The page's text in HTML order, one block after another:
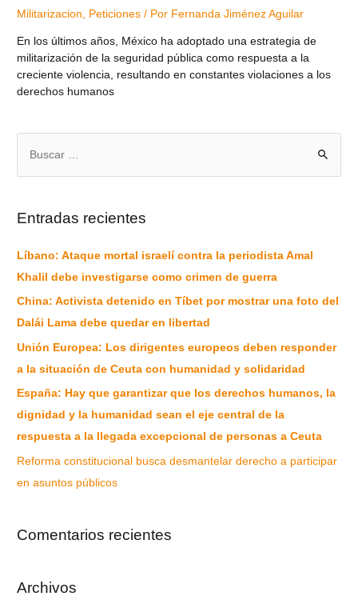
Militarizacion Peticiones / Por Fernanda Jiménez Aguilar
En los últimos años, México ha adoptado una estrategia de
militarización de la seguridad pública como respuesta a la
creciente violencia, resultando en constantes violaciones a los
derechos humanos
Entradas recientes
Líbano: Ataque mortal israelí contra la periodista Amal
Khalil debe investigarse como crimen de guerra
China: Activista detenido en Tíbet por mostrar una foto del
Dalái Lama debe quedar en libertad
Unión Europea: Los dirigentes europeos deben responder
a la situación de Ceuta con humanidad y solidaridad
España: Hay que garantizar que los derechos humanos, la
dignidad y la humanidad sean el eje central de la
respuesta a la llegada excepcional de personas a Ceuta
Reforma constitucional busca desmantelar derecho a participar
en asuntos públicos
Comentarios recientes
Archivos